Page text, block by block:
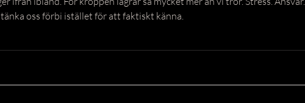
oss förbi istället för att faktiskt känna.